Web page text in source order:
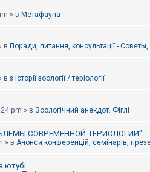
» в Метафауна
в Поради, питання, консультації -
в з історії зоології / теріології
pm » в Зоологічний анекдот. Фіглі
СОВРЕМЕННОЙ ТЕРИОЛОГИИ"
» в Анонси конференцій, семінарів,
ютубі